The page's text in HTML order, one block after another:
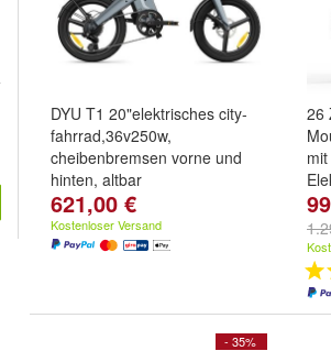
DYU T1 20"elektrisches city-
fahrrad,36v250w,
cheibenbremsen vorne und
hinten, altbar
farbe:Dunkelblaugrau
621,00 €
Kostenloser Versand
26
- 35%